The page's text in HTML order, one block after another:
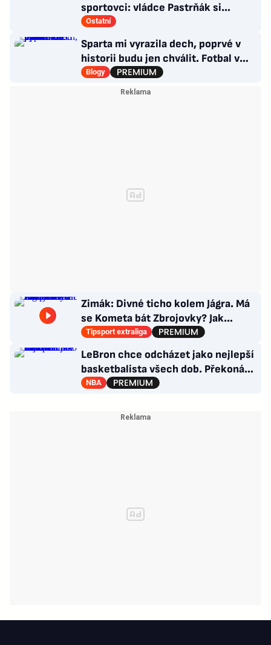
sportovci: vládce Pastrňák si
pohoršil, překvapil „nejotravnější“
Ostatní
Sparta mi vyrazila dech, poprvé v
historii budu jen chválit. Fotbal v
moderním balení
Blogy
Zimák: Divné ticho kolem Jágra. Má
se Kometa bát Zbrojovky? Jak
poskládat Pardubice
Tipsport extraliga
LeBron chce odcházet jako nejlepší
basketbalista všech dob. Překoná
Jordana?
NBA